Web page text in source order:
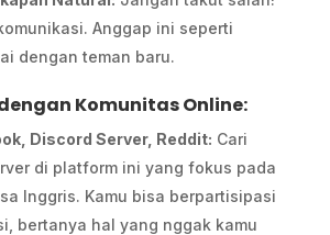
Anggap ini seperti
dengan teman baru.
Komunitas Online:
Discord Server, Reddit: Cari
di platform ini yang fokus pada
Inggris. Kamu bisa berpartisipasi
bertanya hal yang nggak kamu